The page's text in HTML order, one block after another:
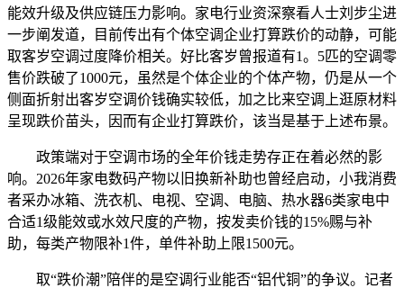
能效升级及供应链压力影响。家电行业资深察看人士刘步尘进
一步阐发道，目前传出有个体空调企业打算跌价的动静，可能
取客岁空调过度降价相关。好比客岁曾报道有1。5匹的空调零
售价跌破了1000元，虽然是个体企业的个体产物，仍是从一个
侧面折射出客岁空调价钱确实较低，加之比来空调上逛原材料
呈现跌价苗头，因而有企业打算跌价，该当是基于上述布景。
政策端对于空调市场的全年价钱走势存正在着必然的影
响。2026年家电数码产物以旧换新补助也曾经启动，小我消费
者采办冰箱、洗衣机、电视、空调、电脑、热水器6类家电中
合适1级能效或水效尺度的产物，按发卖价钱的15%赐与补
助，每类产物限补1件，单件补助上限1500元。
取“跌价潮”陪伴的是空调行业能否“铝代铜”的争议。记者